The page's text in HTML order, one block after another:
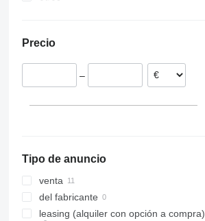
428E
428F
432E
432F
434
434E
434F
438
438B
906M
908H
908M
924
924G
924H
950
950F
950H
966
966F
980
S-Series
TM
Precio
–
Tipo de anuncio
venta
del fabricante
leasing (alquiler con opción a compra)